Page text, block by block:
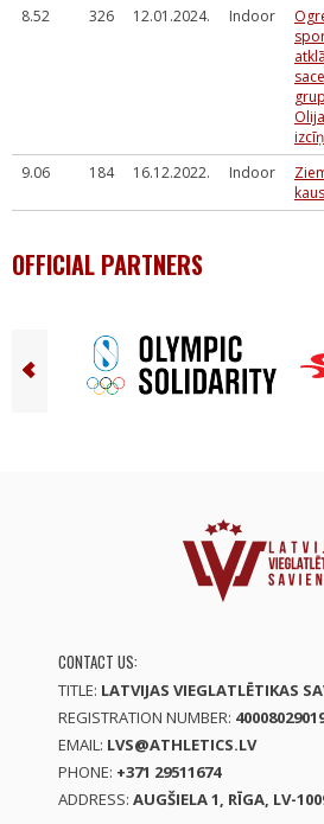
8.52
326 12.01.2024. Indoor
9.06
184 16.12.2022. Indoor
OFFICIAL PARTNERS
CONTACT US:
TITLE: LATVIJAS VIEGLATLĒTIKAS
REGISTRATION NUMBER:
EMAIL: LVS@ATHLETICS.LV
PHONE: +371 29511674
ADDRESS: AUGŠIELA 1, RĪGA, LV-